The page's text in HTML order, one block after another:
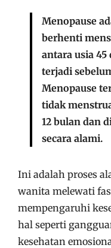
Menopause
berhenti
antara usia 45
terjadi
Menopause
tidak
12 bulan dan
secara alami.
Ini adalah proses
wanita melewati
mempengaruhi
hal seperti
kesehatan